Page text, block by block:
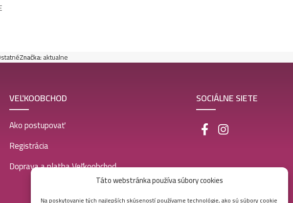
Táto webstránka používa súbory cookies
Na poskytovanie tých najlepších skúseností používame technológie, ako sú súbory cookie
Značka:aktualne
VEĽKOOBCHOD
Ako postupovať
Registrácia
Doprava a platba Veľkoobchod
SOCIÁLNE SIETE